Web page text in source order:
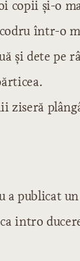
copii şi-o
într-o
şi dete pe
ziseră
a publicat
intro